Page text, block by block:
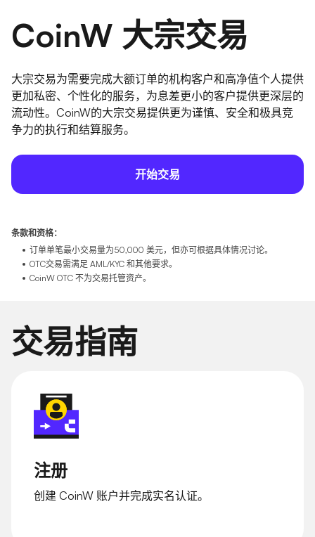
CoinW 大宗交易
大宗交易为需要完成大额订单的机构客户和高净值个人提供
更加私密、个性化的服务，为息差更小的客户提供更深层的
流动性。CoinW的大宗交易提供更为谨慎、安全和极具竞
争力的执行和结算服务。
开始交易
条款和资格：
订单单笔最小交易量为50,000 美元，但亦可根据具体情况讨论。
OTC交易需满足 AML/KYC 和其他要求。
CoinW OTC 不为交易托管资产。
交易指南
注册
创建 CoinW 账户并完成实名认证。